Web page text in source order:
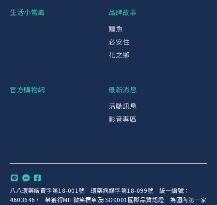
生活小常識
品牌故事
鱷魚
必安住
花之鄉
官方購物網
最新消息
活動訊息
影音專區
八八環藥販賣字第18-001號 環藥病媒字第18-099號 統一編號：
46036467 榮獲得MIT微笑標章及ISO9001國際品質認證 為國內第一家